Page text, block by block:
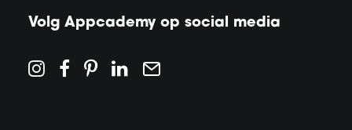
Volg Appcademy op social media